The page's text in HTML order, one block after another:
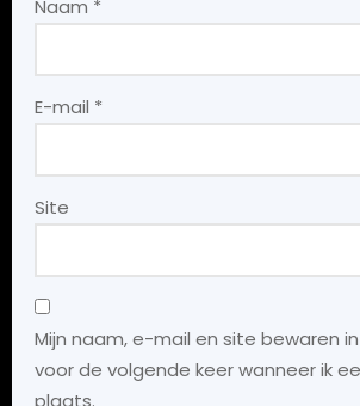
Naam *
E-mail *
Site
Mijn naam, e-mail en site bewaren
voor de volgende keer wanneer ik
plaats.